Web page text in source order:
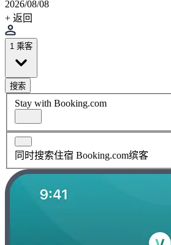
2026/08/08
+ 返回
1 乘客
搜索
Stay with Booking.com
同时搜索住宿 Booking.com缤客